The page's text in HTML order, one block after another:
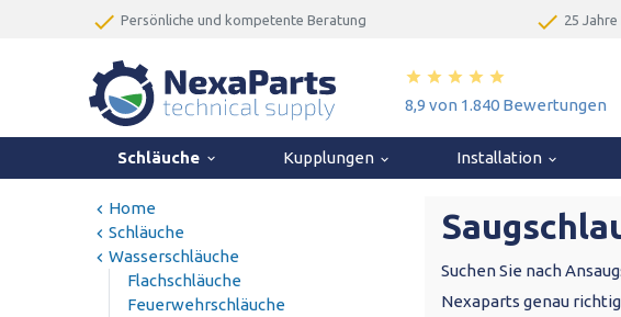
done Persönliche und kompetente Beratung done 25
star star star star star
8,9 von 1.840 Bewertungen
Schläuche keyboard_arrow_down Kupplungen keyboard_arrow_down Installation keyboard_arrow_down
Home
Schläuche
Wasserschläuche
Flachschläuche
Feuerwehrschläuche
Suchen Sie nach
Nexaparts genau